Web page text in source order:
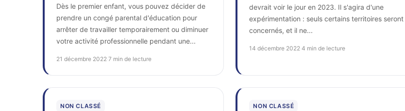
Dès le premier enfant, vous pouvez décider de
prendre un congé parental d'éducation pour
arrêter de travailler temporairement ou diminuer
votre activité professionnelle pendant une...
21 décembre 2022 7 min de lecture
devrait voir le jour en 2023. Il s'agira d'une
expérimentation : seuls certains territoires seront
concernés, et il ne...
14 décembre 2022 ·4 min de lecture
NON CLASSÉ NON CLASSÉ